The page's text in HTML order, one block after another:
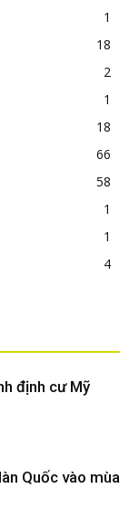
1
18
2
1
18
66
58
1
1
4
định cư Mỹ
Quốc vào mùa